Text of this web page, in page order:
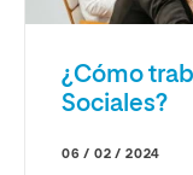
¿Cómo
Sociales?
06 / 02 / 2024